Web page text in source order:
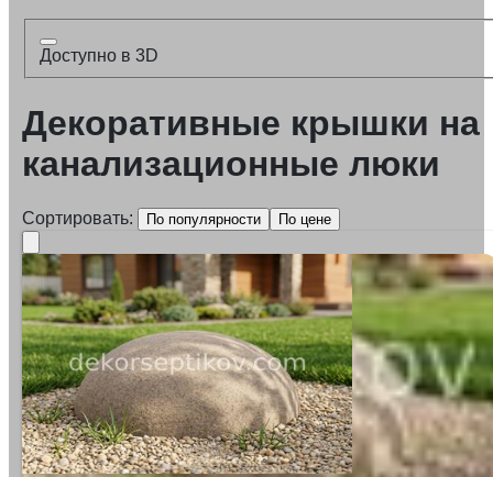
Доступно в 3D
Декоративные крышки на
канализационные люки
Сортировать: По популярности По цене